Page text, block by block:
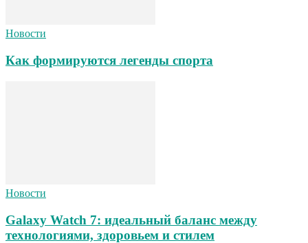
Новости
Как формируются легенды спорта
Новости
Galaxy Watch 7: идеальный баланс между
технологиями, здоровьем и стилем